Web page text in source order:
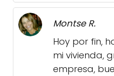
Montse R.
Hoy por fin,
mi vivienda,
empresa,